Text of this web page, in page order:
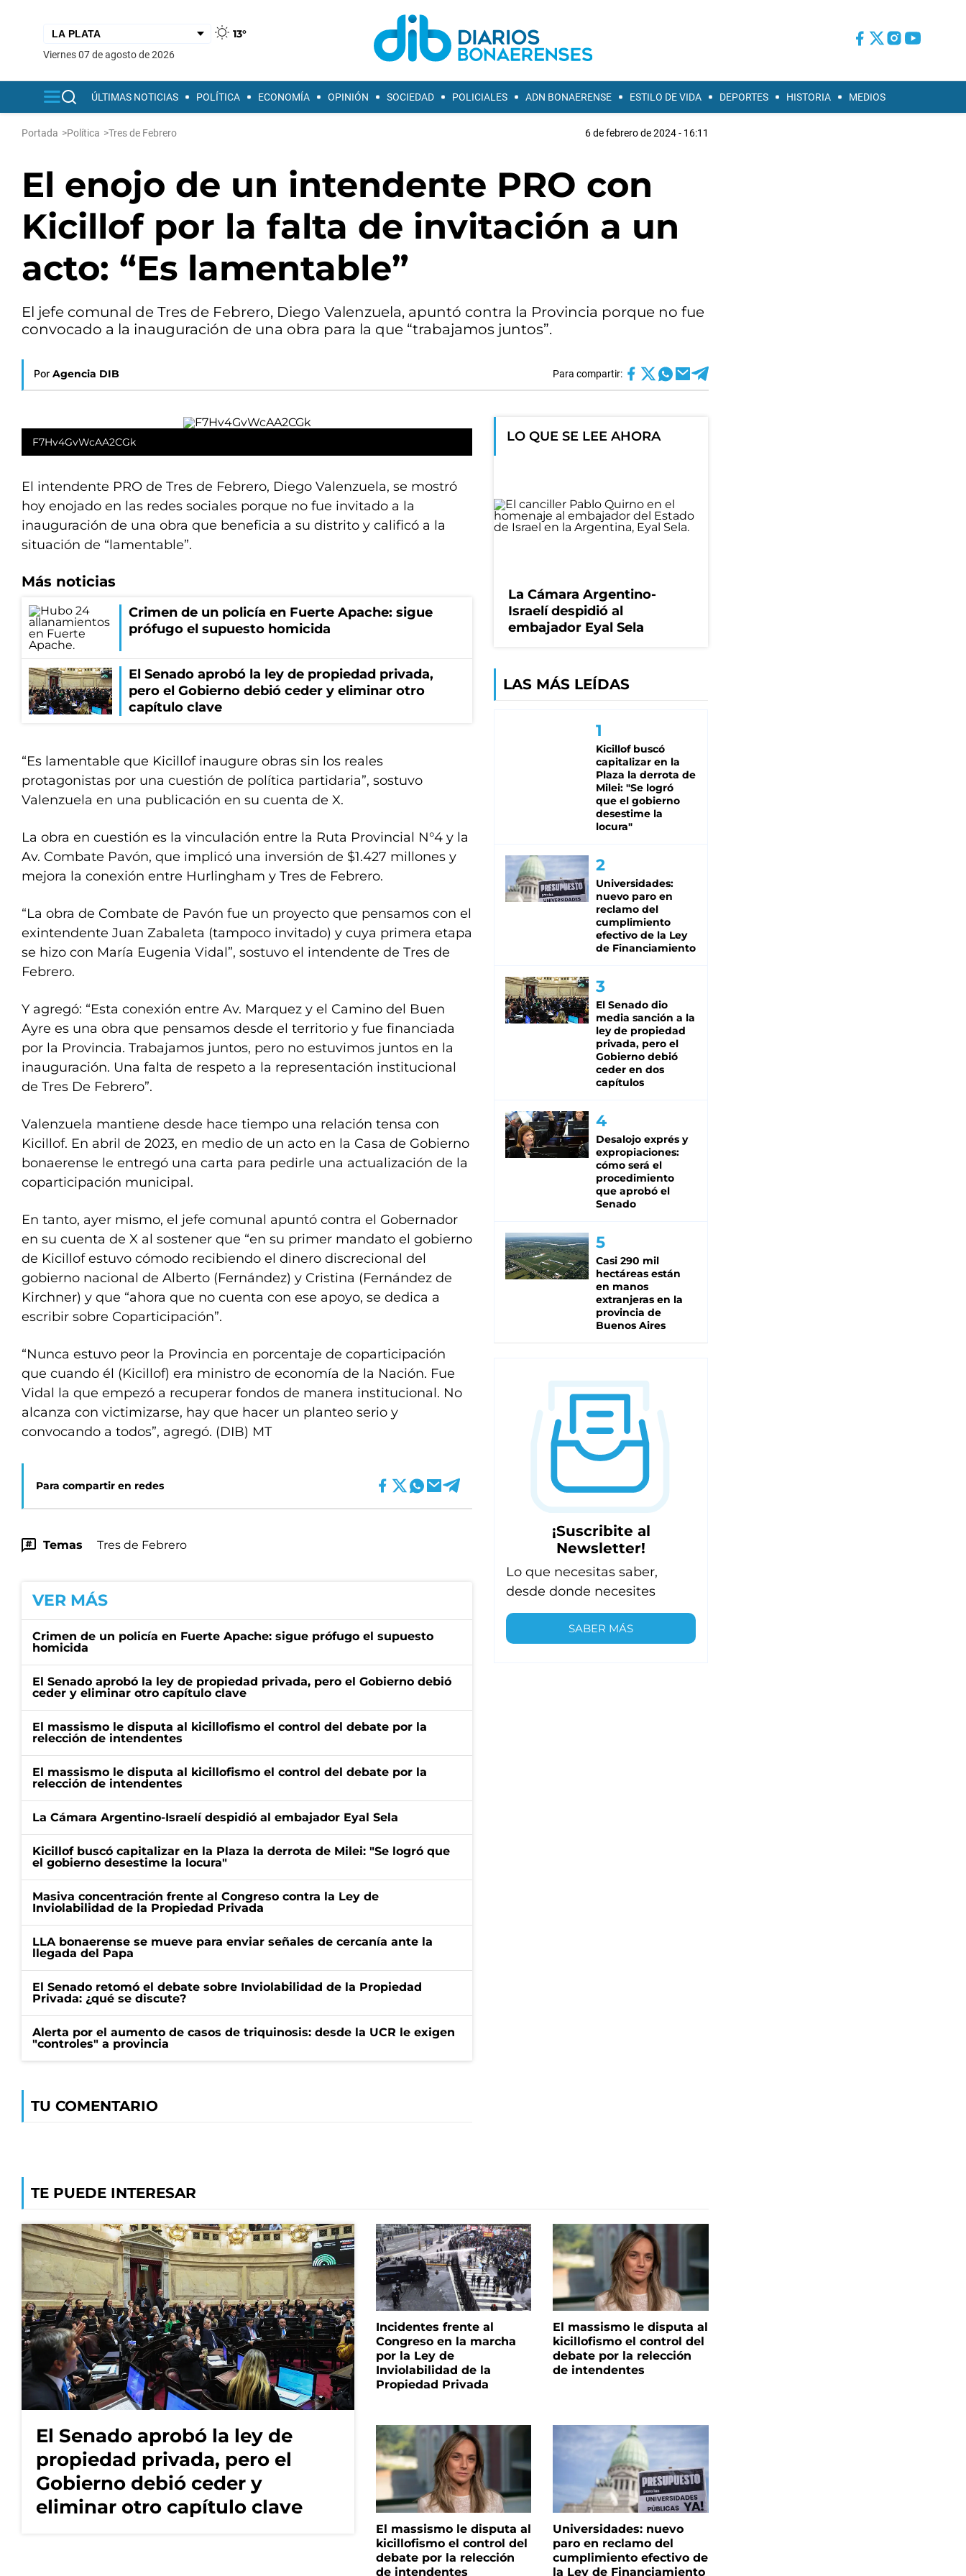
13°
viernes 07 de agosto de 2026
ÚLTIMAS NOTICIAS POLÍTICA ECONOMÍA OPINIÓN SOCIEDAD POLICIALES ADN BONAERENSE ESTILO DE VIDA DEPORTES HISTORIA MEDIOS
Portada >Política >Tres de Febrero 6 de febrero de 2024 - 16:11
El enojo de un intendente PRO con
Kicillof por la falta de invitación a un
acto: “Es lamentable”
El jefe comunal de Tres de Febrero, Diego Valenzuela, apuntó contra la Provincia porque no fue
convocado a la inauguración de una obra para la que “trabajamos juntos”.
Por Agencia DIB Para compartir:
F7Hv4GvWcAA2CGk
El intendente PRO de Tres de Febrero, Diego Valenzuela, se mostró
hoy enojado en las redes sociales porque no fue invitado a la
inauguración de una obra que beneficia a su distrito y calificó a la
situación de “lamentable”.
Más noticias
Crimen de un policía en Fuerte Apache: sigue
prófugo el supuesto homicida
El Senado aprobó la ley de propiedad privada,
pero el Gobierno debió ceder y eliminar otro
capítulo clave
“Es lamentable que Kicillof inaugure obras sin los reales
protagonistas por una cuestión de política partidaria”, sostuvo
Valenzuela en una publicación en su cuenta de X.
La obra en cuestión es la vinculación entre la Ruta Provincial N°4 y la
Av. Combate Pavón, que implicó una inversión de $1.427 millones y
mejora la conexión entre Hurlingham y Tres de Febrero.
“La obra de Combate de Pavón fue un proyecto que pensamos con el
exintendente Juan Zabaleta (tampoco invitado) y cuya primera etapa
se hizo con María Eugenia Vidal”, sostuvo el intendente de Tres de
Febrero.
Y agregó: “Esta conexión entre Av. Marquez y el Camino del Buen
Ayre es una obra que pensamos desde el territorio y fue financiada
por la Provincia. Trabajamos juntos, pero no estuvimos juntos en la
inauguración. Una falta de respeto a la representación institucional
de Tres De Febrero”.
Valenzuela mantiene desde hace tiempo una relación tensa con
Kicillof. En abril de 2023, en medio de un acto en la Casa de Gobierno
bonaerense le entregó una carta para pedirle una actualización de la
coparticipación municipal.
En tanto, ayer mismo, el jefe comunal apuntó contra el Gobernador
en su cuenta de X al sostener que “en su primer mandato el gobierno
de Kicillof estuvo cómodo recibiendo el dinero discrecional del
gobierno nacional de Alberto (Fernández) y Cristina (Fernández de
Kirchner) y que “ahora que no cuenta con ese apoyo, se dedica a
escribir sobre Coparticipación”.
“Nunca estuvo peor la Provincia en porcentaje de coparticipación
que cuando él (Kicillof) era ministro de economía de la Nación. Fue
Vidal la que empezó a recuperar fondos de manera institucional. No
alcanza con victimizarse, hay que hacer un planteo serio y
convocando a todos”, agregó. (DIB) MT
Para compartir en redes
Temas Tres de Febrero
VER MÁS
Crimen de un policía en Fuerte Apache: sigue prófugo el supuesto
homicida
El Senado aprobó la ley de propiedad privada, pero el Gobierno debió
ceder y eliminar otro capítulo clave
El massismo le disputa al kicillofismo el control del debate por la
relección de intendentes
El massismo le disputa al kicillofismo el control del debate por la
relección de intendentes
La Cámara Argentino-Israelí despidió al embajador Eyal Sela
Kicillof buscó capitalizar en la Plaza la derrota de Milei: "Se logró que
el gobierno desestime la locura"
Masiva concentración frente al Congreso contra la Ley de
Inviolabilidad de la Propiedad Privada
LLA bonaerense se mueve para enviar señales de cercanía ante la
llegada del Papa
El Senado retomó el debate sobre Inviolabilidad de la Propiedad
Privada: ¿qué se discute?
Alerta por el aumento de casos de triquinosis: desde la UCR le exigen
"controles" a provincia
TU COMENTARIO
LO QUE SE LEE AHORA
La Cámara Argentino-
Israelí despidió al
embajador Eyal Sela
LAS MÁS LEÍDAS
Kicillof buscó
capitalizar en la
Plaza la derrota de
Milei: "Se logró
que el gobierno
desestime la
locura"
Universidades:
nuevo paro en
reclamo del
cumplimiento
efectivo de la Ley
de Financiamiento
El Senado dio
media sanción a la
ley de propiedad
privada, pero el
Gobierno debió
ceder en dos
capítulos
Desalojo exprés y
expropiaciones:
cómo será el
procedimiento
que aprobó el
Senado
Casi 290 mil
hectáreas están
en manos
extranjeras en la
provincia de
Buenos Aires
¡Suscribite al
Newsletter!
Lo que necesitas saber,
desde donde necesites
SABER MÁS
TE PUEDE INTERESAR
El Senado aprobó la ley de
propiedad privada, pero el
Gobierno debió ceder y
eliminar otro capítulo clave
Incidentes frente al
Congreso en la marcha
por la Ley de
Inviolabilidad de la
Propiedad Privada
El massismo le disputa al
kicillofismo el control del
debate por la relección
de intendentes
El massismo le disputa al
kicillofismo el control del
debate por la relección
de intendentes
Universidades: nuevo
paro en reclamo del
cumplimiento efectivo de
la Ley de Financiamiento